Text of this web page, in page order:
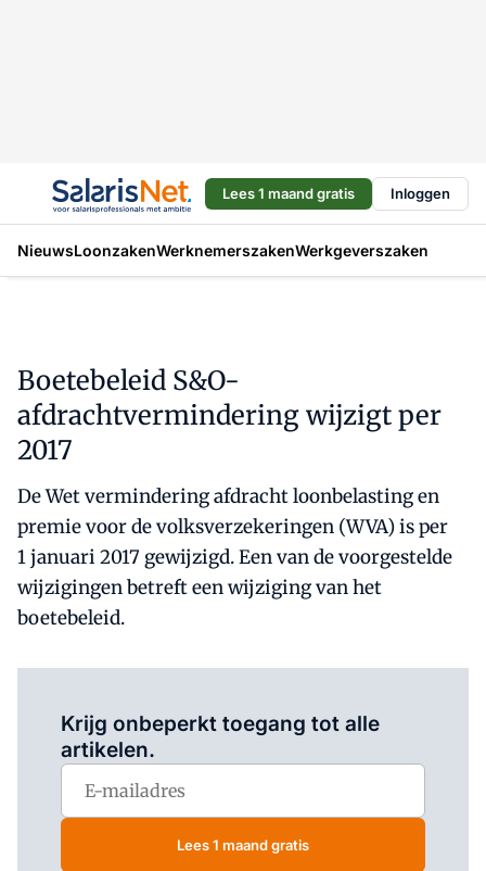
Lees 1 maand gratis Inloggen
NieuwsLoonzakenWerknemerszakenWerkgeverszaken
Boetebeleid S&O-
afdrachtvermindering wijzigt per
2017
De Wet vermindering afdracht loonbelasting en
premie voor de volksverzekeringen (WVA) is per
1 januari 2017 gewijzigd. Een van de voorgestelde
wijzigingen betreft een wijziging van het
boetebeleid.
Krijg onbeperkt toegang tot alle
artikelen.
Lees 1 maand gratis